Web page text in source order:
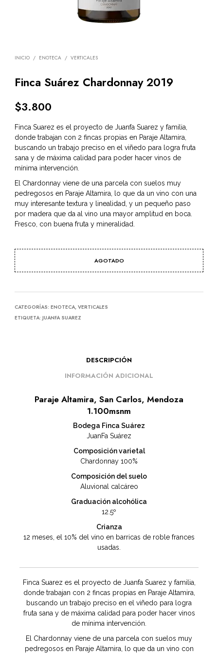
INICIO / ENOTECA / VERTICALES
Finca Suárez Chardonnay 2019
$3.800
Finca Suarez es el proyecto de Juanfa Suarez y familia,
donde trabajan con 2 fincas propias en Paraje Altamira,
buscando un trabajo preciso en el viñedo para logra fruta
sana y de máxima calidad para poder hacer vinos de
mínima intervención.
El Chardonnay viene de una parcela con suelos muy
pedregosos en Paraje Altamira, lo que da un vino con una
muy interesante textura y linealidad, y un pequeño paso
por madera que da al vino una mayor amplitud en boca.
Fresco, con buena fruta y mineralidad.
AGOTADO
CATEGORÍAS: ENOTECA, VERTICALES
ETIQUETA: JUANFA SUAREZ
DESCRIPCIÓN
INFORMACIÓN ADICIONAL
Paraje Altamira, San Carlos, Mendoza
1.100msnm
Bodega Finca Suárez
JuanFa Suárez
Composición varietal
Chardonnay 100%
Composición del suelo
Aluvional calcáreo
Graduación alcohólica
12.5º
Crianza
12 meses, el 10% del vino en barricas de roble frances
usadas.
Finca Suarez es el proyecto de Juanfa Suarez y familia,
donde trabajan con 2 fincas propias en Paraje Altamira,
buscando un trabajo preciso en el viñedo para logra
fruta sana y de máxima calidad para poder hacer vinos
de mínima intervención.
El Chardonnay viene de una parcela con suelos muy
pedregosos en Paraje Altamira, lo que da un vino con